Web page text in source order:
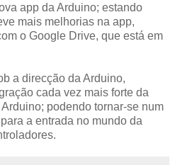
app da Arduino; estando
mais melhorias na app,
o Google Drive, que está em
a direcção da Arduino,
cada vez mais forte da
podendo tornar-se num
a entrada no mundo da